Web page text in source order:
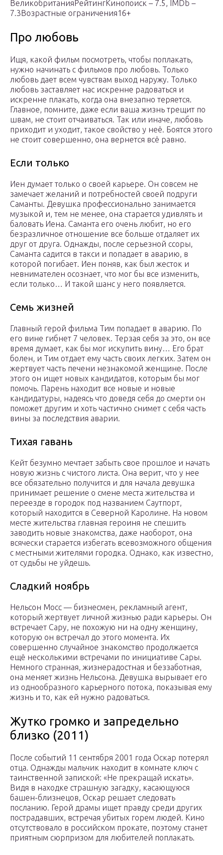
ВеликобританияРейтингКинопоиск – 7.5, IMDb –
7.3Возрастные ограничения16+
Про любовь
Ищя, какой фильм посмотреть, чтобы поплакать,
нужно начинать с фильмов про любовь. Только
любовь дает всем чувствам выход наружу. Только
любовь заставляет нас искренне радоваться и
искренне плакать, когда она внезапно теряется.
Главное, помните, даже если ваша жизнь трещит по
швам, не стоит отчаиваться. Так или иначе, любовь
приходит и уходит, такое свойство у неё. Боятся этого
не стоит совершенно, она вернется всё равно.
Если только
Иен думает только о своей карьере. Он совсем не
замечает желаний и потребностей своей подруги
Саманты. Девушка профессионально занимается
музыкой и, тем не менее, она старается удивлять и
баловать Иена. Саманта его очень любит, но его
безразличное отношение все больше отдаляет их
друг от друга. Однажды, после серьезной ссоры,
Саманта садится в такси и попадает в аварию, в
которой погибает. Иен поняв, как был жесток и
невнимателен осознает, что мог бы все изменить,
если только… И такой шанс у него появляется.
Семь жизней
Главный герой фильма Тим попадает в аварию. По
его вине гибнет 7 человек. Терзая себя за это, он все
время думает, как бы мог искупить вину… Его брат
болен, и Тим отдает ему часть своих легких. Затем он
жертвует часть печени незнакомой женщине. После
этого он ищет новых кандидатов, которым бы мог
помочь. Парень находит все новые и новые
кандидатуры, надеясь что доведя себя до смерти он
поможет другим и хоть частично снимет с себя часть
вины за последствия аварии.
Тихая гавань
Кейт безумно мечтает забыть свое прошлое и начать
новую жизнь с чистого листа. Она верит, что у нее
все обязательно получится и для начала девушка
принимает решение о смене места жительства и
переезде в городок под названием Саутпорт,
который находится в Северной Каролине. На новом
месте жительства главная героиня не спешить
заводить новые знакомства, даже наоборот, она
всячески старается избегать всевозможного общения
с местными жителями городка. Однако, как известно,
от судьбы не уйдешь.
Сладкий ноябрь
Нельсон Мосс — бизнесмен, рекламный агент,
который жертвует личной жизнью ради карьеры. Он
встречает Сару, не похожую ни на одну женщину,
которую он встречал до этого момента. Их
совершенно случайное знакомство продолжается
ещё несколькими встречами по инициативе Сары.
Немного странная, жизнерадостная и беззаботная,
она меняет жизнь Нельсона. Девушка вырывает его
из однообразного карьерного потока, показывая ему
жизнь и то, как ей нужно радоваться.
Жутко громко и запредельно
близко (2011)
После событий 11 сентября 2001 года Оскар потерял
отца. Однажды мальчик находит в комнате ключ с
таинственной запиской: «Не прекращай искать».
Видя в находке страшную загадку, касающуюся
башен-близнецов, Оскар решает следовать
посланию. Герой драмы ищет правду среди других
пострадавших, встречая убитых горем людей. Кино
отсутствовало в российском прокате, поэтому станет
приятным сюрпризом для любителей поплакать.